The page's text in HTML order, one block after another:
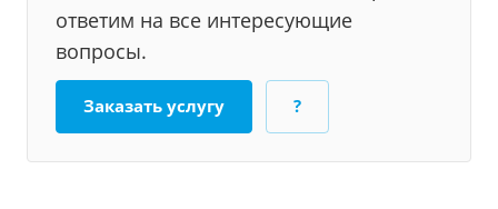
ответим на все интересующие
вопросы.
Заказать услугу ?